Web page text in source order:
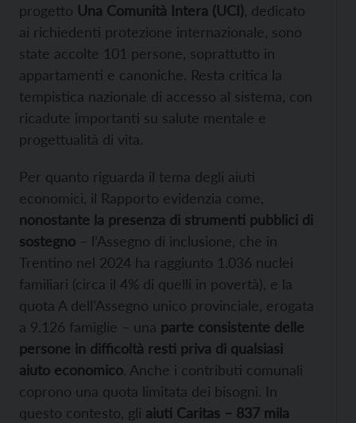
progetto Una Comunità Intera (UCI) , dedicato
ai richiedenti protezione internazionale, sono
state accolte 101 persone, soprattutto in
appartamenti e canoniche. Resta critica la
tempistica nazionale di accesso al sistema, con
ricadute importanti su salute mentale e
progettualità di vita.
Per quanto riguarda il tema degli aiuti
economici, il Rapporto evidenzia come,
nonostante la presenza di strumenti pubblici di
sostegno – l’Assegno di inclusione, che in
Trentino nel 2024 ha raggiunto 1.036 nuclei
familiari (circa il 4% di quelli in povertà), e la
quota A dell’Assegno unico provinciale, erogata
a 9.126 famiglie – una parte consistente delle
persone in difficoltà resti priva di qualsiasi
aiuto economico. Anche i contributi comunali
coprono una quota limitata dei bisogni. In
questo contesto, gli aiuti Caritas – 837 mila